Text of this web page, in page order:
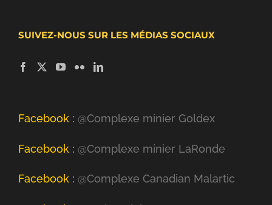
SUIVEZ-NOUS SUR LES MÉDIAS SOCIAUX
Facebook : @Complexe minier Goldex
Facebook : @Complexe minier LaRonde
Facebook : @Complexe Canadian Malartic